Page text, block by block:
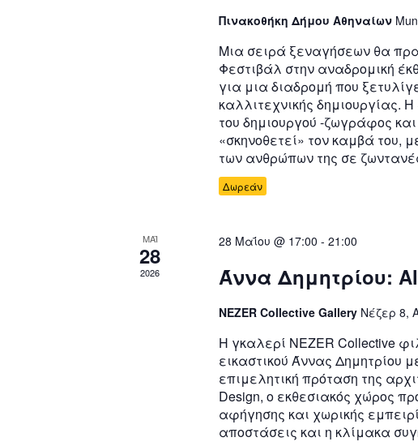
Πινακοθήκη Δήμου Αθηναίων
Μια σειρά ξεναγήσεων θα
Φεστιβάλ στην αναδρομική
για μια διαδρομή που
καλλιτεχνικής δημιουργίας.
του δημιουργού -ζωγράφος
«σκηνοθετεί» τον καμβά του,
των ανθρώπων της σε
Δωρεάν
ΜΑΪ
28
2026
28 Μαΐου @ 17:00 -21:00
Άννα Δημητρίου:
NEZER Collective Gallery Νέζερ 8,
H γκαλερί NEZER Collective
εικαστικού Άννας Δημητρίου
επιμελητική πρόταση της
Design, ο εκθεσιακός χώρος
αφήγησης και χωρικής
αποστάσεις και η κλίμακα